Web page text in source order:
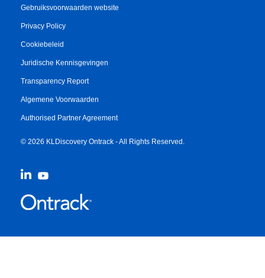
Gebruiksvoorwaarden website
Privacy Policy
Cookiebeleid
Juridische Kennisgevingen
Transparency Report
Algemene Voorwaarden
Authorised Partner Agreement
© 2026 KLDiscovery Ontrack - All Rights Reserved.